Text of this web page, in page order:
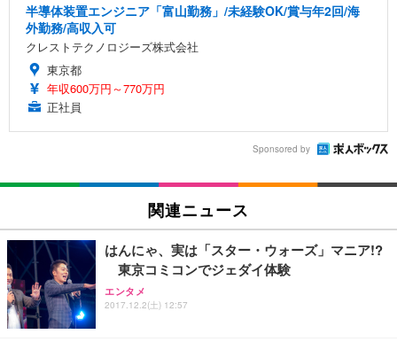
半導体装置エンジニア「富山勤務」/未経験OK/賞与年2回/海
外勤務/高収入可
クレストテクノロジーズ株式会社
東京都
年収600万円～770万円
正社員
Sponsored by
関連ニュース
はんにゃ、実は「スター・ウォーズ」マニア!?
東京コミコンでジェダイ体験
エンタメ
2017.12.2(土) 12:57